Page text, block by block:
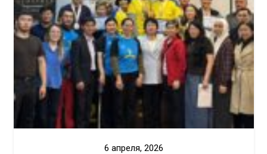
6 апреля, 2026